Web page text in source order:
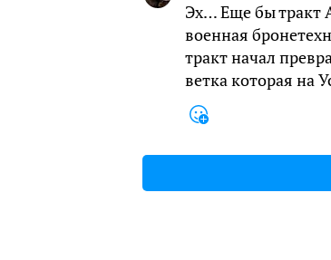
Эх… Еще бы тракт
военная
тракт начал
ветка которая на